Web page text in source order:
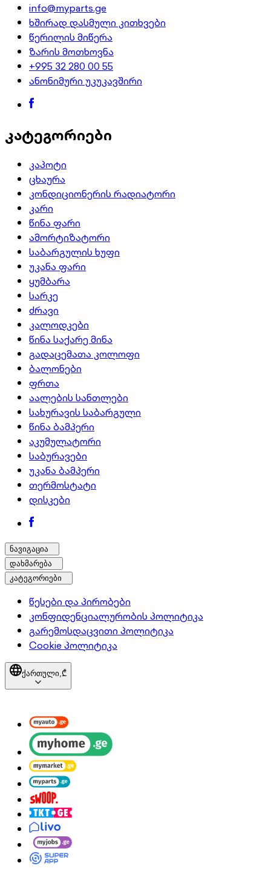
info@myparts.ge
ხშირად დასმული კითხვები
წერილის მიწერა
ზარის მოთხოვნა
+995 32 280 00 55
ანონიმური უკუკავშირი
კატეგორიები
კაპოტი
ცხაურა
კონდიციონერის რადიატორი
კარი
წინა ფარი
ამორტიზატორი
საბარგულის ხუფი
უკანა ფარი
ყუმბარა
სარკე
ძრავი
კალოდკები
წინა საქარე მინა
გადაცემათა კოლოფი
ბალონები
ფრთა
აალების სანთლები
სახურავის საბარგული
წინა ბამპერი
აკუმულატორი
საბურავები
უკანა ბამპერი
თერმოსტატი
დისკები
ნავიგაცია
დახმარება
კატეგორიები
წესები და პირობები
კონფიდენციალურობის პოლიტიკა
გარემოსდაცვითი პოლიტიკა
Cookie პოლიტიკა
ქართული,₾